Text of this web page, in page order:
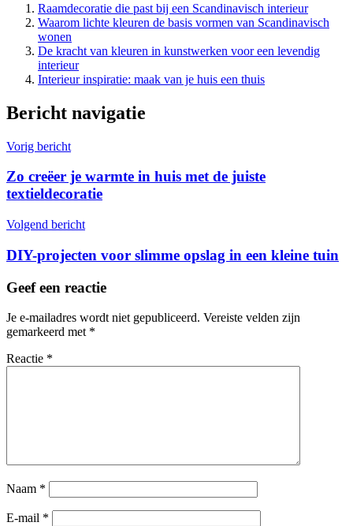
Raamdecoratie die past bij een Scandinavisch interieur
Waarom lichte kleuren de basis vormen van Scandinavisch
wonen
De kracht van kleuren in kunstwerken voor een levendig
interieur
Interieur inspiratie: maak van je huis een thuis
Bericht navigatie
Vorig bericht
Zo creëer je warmte in huis met de juiste
textieldecoratie
Volgend bericht
DIY-projecten voor slimme opslag in een kleine tuin
Geef een reactie
Je e-mailadres wordt niet gepubliceerd. Vereiste velden zijn
gemarkeerd met *
Reactie *
Naam *
E-mail *